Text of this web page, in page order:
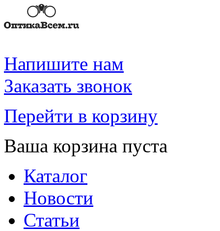
Напишите нам
Заказать звонок
Перейти в корзину
Ваша корзина пуста
Каталог
Новости
Статьи